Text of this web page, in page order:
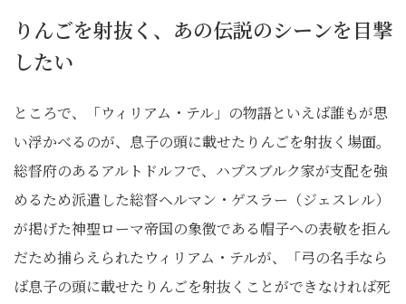
りんごを射抜く、あの伝説のシーンを目撃
したい
ところで、「ウィリアム・テル」の物語といえば誰もが思
い浮かべるのが、息子の頭に載せたりんごを射抜く場面。
総督府のあるアルトドルフで、ハプスブルク家が支配を強
めるため派遣した総督ヘルマン・ゲスラー（ジェスレル）
が掲げた神聖ローマ帝国の象徴である帽子への表敬を拒ん
だため捕らえられたウィリアム・テルが、「弓の名手なら
ば息子の頭に載せたりんごを射抜くことができなければ死